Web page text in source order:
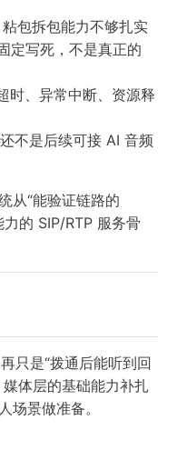
包拆包能力不够扎实
定写死，不是真正的
时、异常中断、资源释
不是后续可接 AI 音频
从“能验证链路的
的 SIP/RTP 服务骨
只是“拨通后能听到回
体层的基础能力补扎
场景做准备。